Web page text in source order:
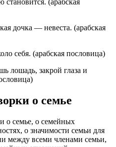
дочка — невеста. (арабская
себя. (арабская пословица)
лошадь, закрой глаза и
о семье
о семье, о семейных
о значимости семьи для
между всеми членами семьи,